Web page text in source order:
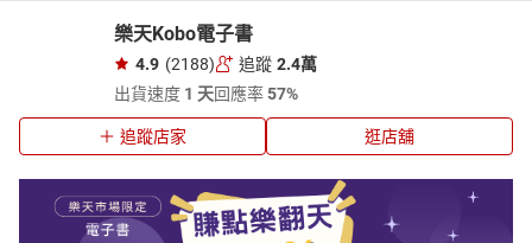
樂天Kobo電子書
4.9 (2188) 追蹤 2.4萬
出貨速度 1 天回應率57%
追蹤店家 逛店舖